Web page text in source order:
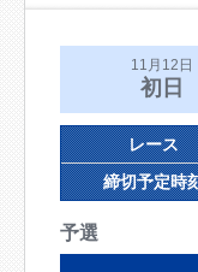
11月12日
初日
レース
締切予定時
予選